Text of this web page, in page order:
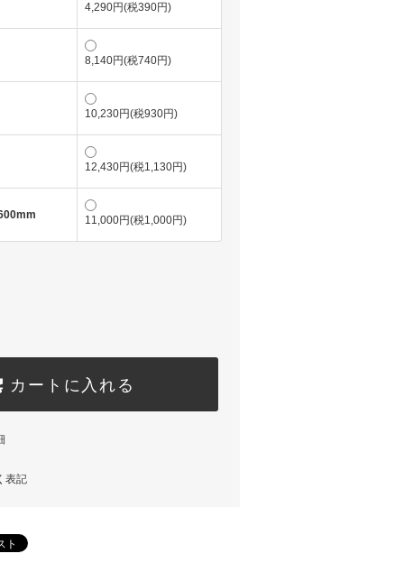
4,290円(税390円)
8,140円(税740円)
10,230円(税930円)
12,430円(税1,130円)
11,000円(税1,000円)
カートに入れる
表記